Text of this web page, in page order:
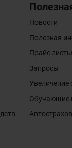
Новости
Полезная
Прайс листы
Запросы
Увеличение
Обучающие